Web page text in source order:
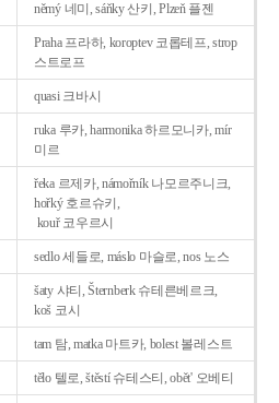
němý 네미, sáňky 산키, Plzeň 플젠
Praha 프라하, koroptev 코롭테프, strop
스트로프
quasi 크바시
ruka 루카, harmonika 하르모니카, mír
미르
řeka 르제카, námořník 나모르주니크,
hořký 호르슈키,
kouř 코우르시
sedlo 세들로, máslo 마슬로, nos 노스
šaty 샤티, Šternberk 슈테른베르크,
koš 코시
tam 탐, matka 마트카, bolest 볼레스트
tělo 텔로, štěstí 슈테스티, obět' 오베티